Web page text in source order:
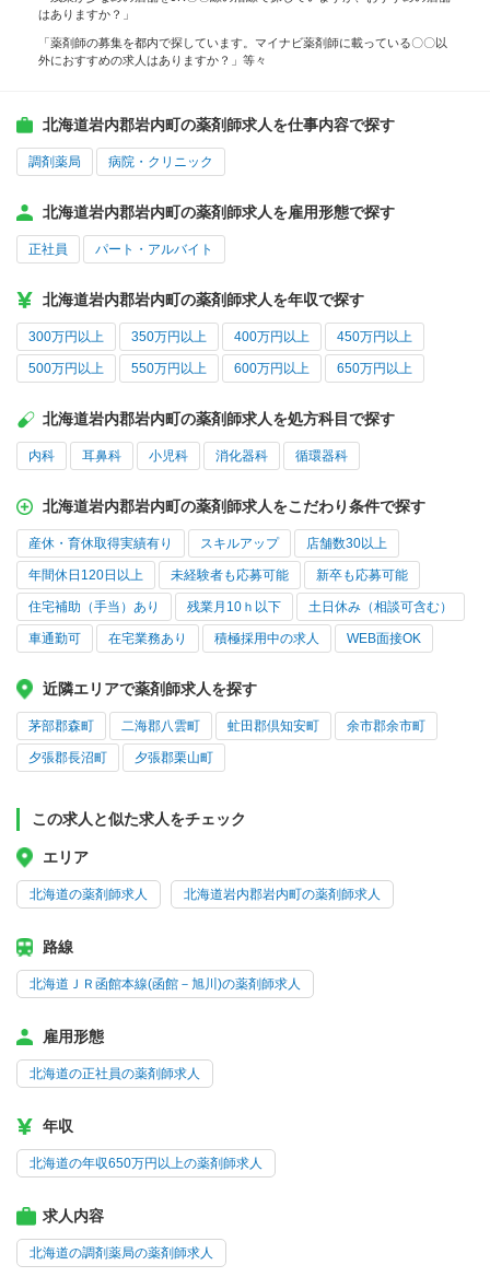
はありますか？」
「薬剤師の募集を都内で探しています。マイナビ薬剤師に載っている〇〇以
外におすすめの求人はありますか？」等々
北海道岩内郡岩内町の薬剤師求人を仕事内容で探す
調剤薬局 病院・クリニック
北海道岩内郡岩内町の薬剤師求人を雇用形態で探す
正社員 パート・アルバイト
北海道岩内郡岩内町の薬剤師求人を年収で探す
300万円以上 350万円以上 400万円以上 450万円以上
500万円以上 550万円以上 600万円以上 650万円以上
北海道岩内郡岩内町の薬剤師求人を処方科目で探す
内科 耳鼻科 小児科 消化器科 循環器科
北海道岩内郡岩内町の薬剤師求人をこだわり条件で探す
産休・育休取得実績有り スキルアップ 店舗数30以上
年間休日120日以上 未経験者も応募可能 新卒も応募可能
住宅補助（手当）あり 残業月10ｈ以下 土日休み（相談可含む）
車通勤可 在宅業務あり 積極採用中の求人 WEB面接OK
近隣エリアで薬剤師求人を探す
茅部郡森町 二海郡八雲町 虻田郡倶知安町 余市郡余市町
夕張郡長沼町 夕張郡栗山町
この求人と似た求人をチェック
エリア
北海道の薬剤師求人 北海道岩内郡岩内町の薬剤師求人
路線
北海道ＪＲ函館本線(函館－旭川)の薬剤師求人
雇用形態
北海道の正社員の薬剤師求人
年収
北海道の年収650万円以上の薬剤師求人
求人内容
北海道の調剤薬局の薬剤師求人